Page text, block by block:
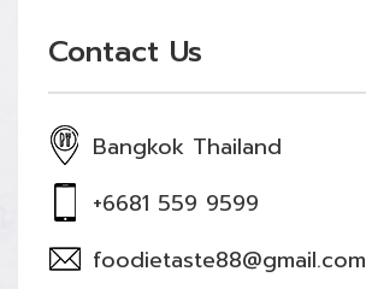
Contact Us
Bangkok Thailand
+6681 559 9599
foodietaste88@gmail.com